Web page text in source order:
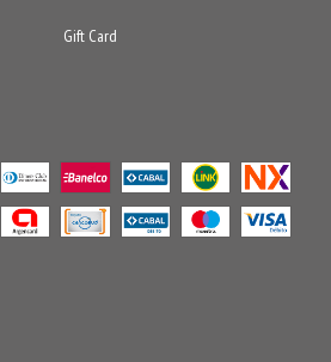
Gift Card